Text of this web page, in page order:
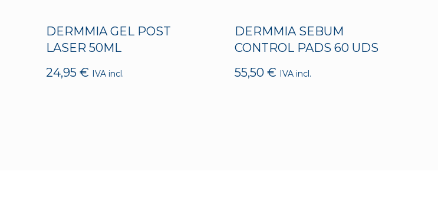
DERMMIA GEL POST
LASER 50ML
24,95€ IVA incl.
DERMMIA SEBUM
CONTROL PADS 60 UDS
55,50€ IVA incl.